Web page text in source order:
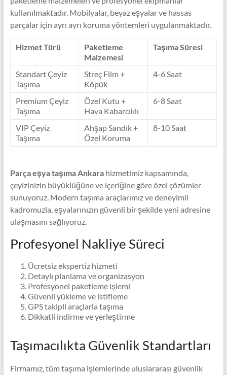
kullanılmaktadır. Mobilyalar, beyaz eşyalar ve hassas
parçalar için ayrı ayrı koruma yöntemleri uygulanmaktadır.
Hizmet Türü
Paketleme
Malzemesi
Taşıma Süresi
Standart Çeyiz
Taşıma
Streç Film +
Köpük
4-6 Saat
Premium Çeyiz
Taşıma
Özel Kutu +
Hava Kabarcıklı
6-8 Saat
VIP Çeyiz
Taşıma
Ahşap Sandık +
Özel Koruma
8-10 Saat
Parça eşya taşıma Ankarahizmetimiz kapsamında,
çeyizinizin büyüklüğüne ve içeriğine göre özel çözümler
sunuyoruz. Modern taşıma araçlarımız ve deneyimli
kadromuzla, eşyalarınızın güvenli bir şekilde yeni adresine
ulaşmasını sağlıyoruz.
Profesyonel Nakliye Süreci
Ücretsiz ekspertiz hizmeti
Detaylı planlama ve organizasyon
Profesyonel paketleme işlemi
Güvenli yükleme ve istifleme
GPS takipli araçlarla taşıma
Dikkatli indirme ve yerleştirme
Taşımacılıkta Güvenlik Standartları
Firmamız, tüm taşıma işlemlerinde uluslararası güvenlik